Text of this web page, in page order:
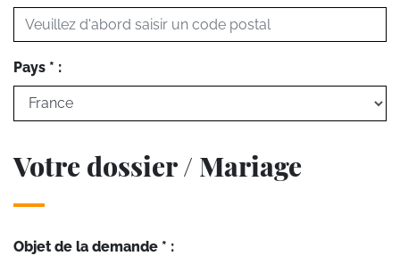
Pays * :
Votre dossier / Mariage
Objet de la demande * :